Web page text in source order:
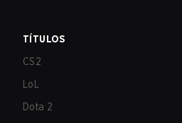
TÍTULOS
CS2
LoL
Dota 2